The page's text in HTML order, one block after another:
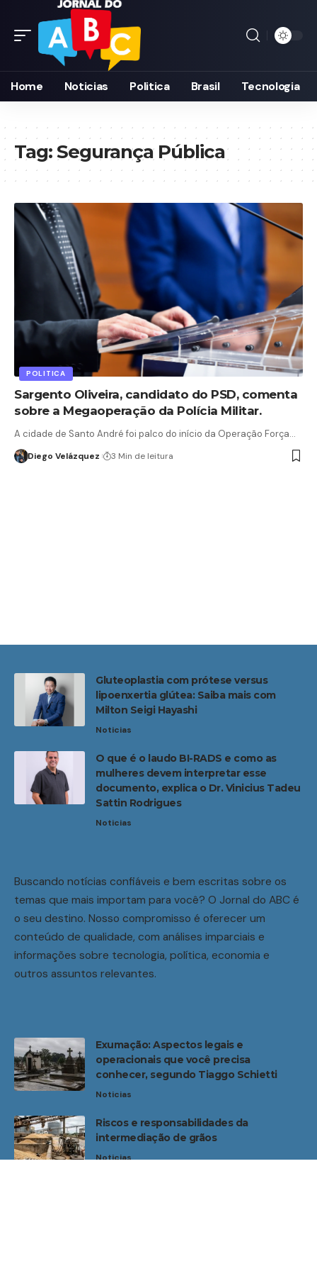
Home Noticias Politica Brasil Tecnologia
Tag:Segurança Pública
POLITICA
Sargento Oliveira, candidato do PSD, comenta
sobre a Megaoperação da Polícia Militar.
A cidade de Santo André foi palco do início da Operação Força…
Diego Velázquez 3 Min de leitura
Gluteoplastia com prótese versus
lipoenxertia glútea: Saiba mais com
Milton Seigi Hayashi
Noticias
O que é o laudo BI-RADS e como as
mulheres devem interpretar esse
documento, explica o Dr. Vinicius Tadeu
Sattin Rodrigues
Noticias
Buscando notícias confiáveis e bem escritas sobre os
temas que mais importam para você? O Jornal do ABC é
o seu destino. Nosso compromisso é oferecer um
conteúdo de qualidade, com análises imparciais e
informações sobre tecnologia, política, economia e
outros assuntos relevantes.
Exumação: Aspectos legais e
operacionais que você precisa
conhecer, segundo Tiaggo Schietti
Noticias
Riscos e responsabilidades da
intermediação de grãos
Noticias